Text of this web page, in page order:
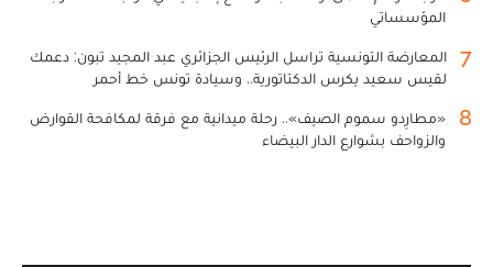
المؤسساتي
7
المعارضة التونسية تراسل الرئيس الجزائري عبد المجيد تبون: دعمك
لقيس سعيد يكرس الدكتاتورية.. وسيادة تونس خط أحمر
8
«مطارِدو سموم الصيف».. رحلة ميدانية مع فرقة لمكافحة القوارض
والزواحف بشوارع الدار البيضاء